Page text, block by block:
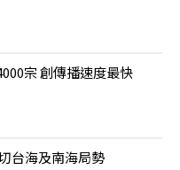
宗 創傳播速度最快
台海及南海局勢